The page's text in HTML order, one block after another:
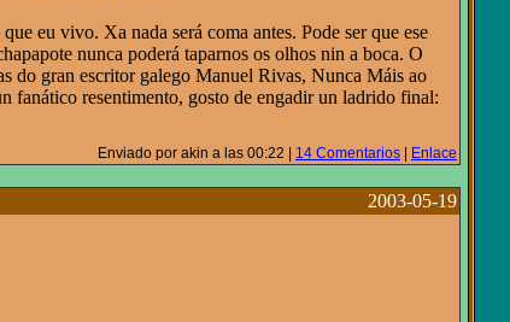
eu vivo. Xa nada será coma antes. Pode ser que ese
nunca poderá taparnos os olhos nin a boca. O
do gran escritor galego Manuel Rivas, Nunca Máis ao
fanático resentimento, gosto de engadir un ladrido final:
Enviado por akin a las 00:22 | 14 Comentarios Enlace
2003-05-19